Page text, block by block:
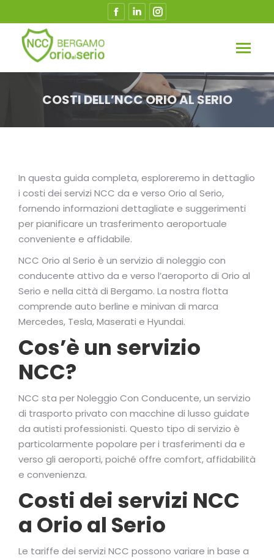
Facebook
new
window
Linkedin
window
new
window
COSTI DELL’NCC ORIO AL SERIO
Tu sei qui:
In questa guida completa, esploreremo in dettaglio
i costi dei servizi NCC da e verso Orio al Serio,
fornendo informazioni dettagliate e suggerimenti
per pianificare un trasferimento aeroportuale
conveniente e affidabile.
NCC Orio al Serio è un servizio di noleggio con
conducente attivo da e verso l’aeroporto di Orio al
Serio e nella città di Bergamo. La nostra flotta
comprende auto berline e minivan di marca
Mercedes, Tesla, Maserati e Hyundai.
Cos’è un servizio
NCC?
NCC sta per Noleggio Con Conducente, un servizio
di trasporto privato con macchine di lusso guidate
da autisti professionisti. Questo tipo di servizio è
particolarmente popolare per i trasferimenti da e
verso gli aeroporti, poiché offre comfort, affidabilità
e convenienza.
Costi dei servizi NCC
a Orio al Serio
Le tariffe dei servizi NCC possono variare in base a